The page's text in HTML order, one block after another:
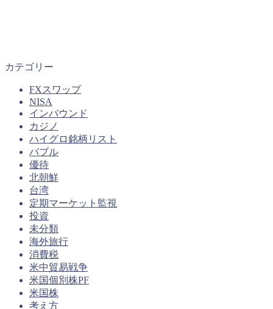
カテゴリー
FXスワップ
NISA
インバウンド
カジノ
ハイグロ銘柄リスト
バブル
優待
北朝鮮
台湾
定期マーケット監視
投資
未分類
海外旅行
消費税
米中貿易戦争
米国個別株PF
米国株
考え方